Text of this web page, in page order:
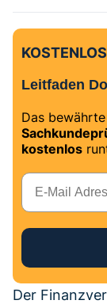
KOSTENLOS
Leitfaden
Das bewährte
kostenlos
E-Mail
Der